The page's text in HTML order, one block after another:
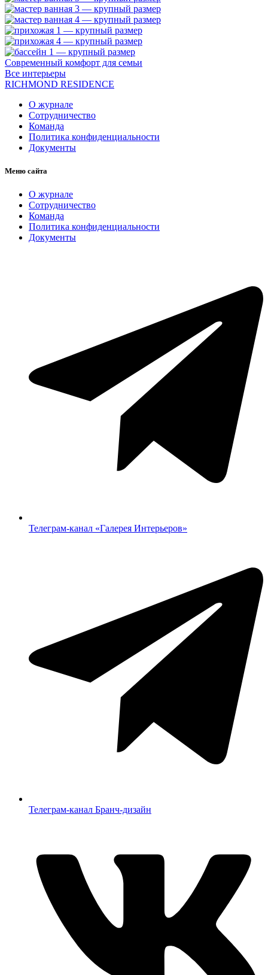
Современный комфорт для семьи
Все интерьеры
RICHMOND RESIDENCE
О журнале
Сотрудничество
Команда
Политика конфиденциальности
Документы
Меню сайта
О журнале
Сотрудничество
Команда
Политика конфиденциальности
Документы
Телеграм-канал «‎Галерея Интерьеров»‎
Телеграм-канал Бранч-дизайн